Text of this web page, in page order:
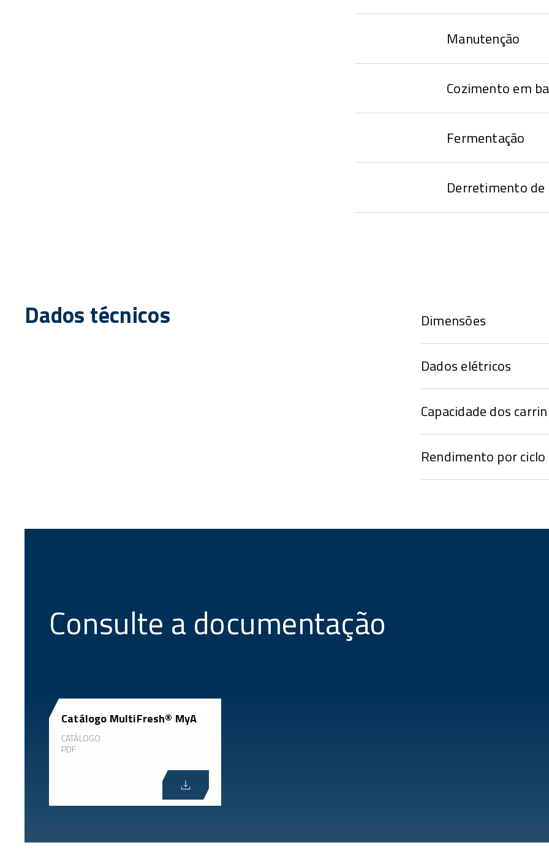
Manutenção
Cozimento em
Fermentação
Derretimento de
Dados técnicos Dimensões
Dados elétricos
Capacidade dos
Rendimento por ciclo
Consulte a documentação
Catálogo MultiFresh® MyA
CATÁLOGO
PDF